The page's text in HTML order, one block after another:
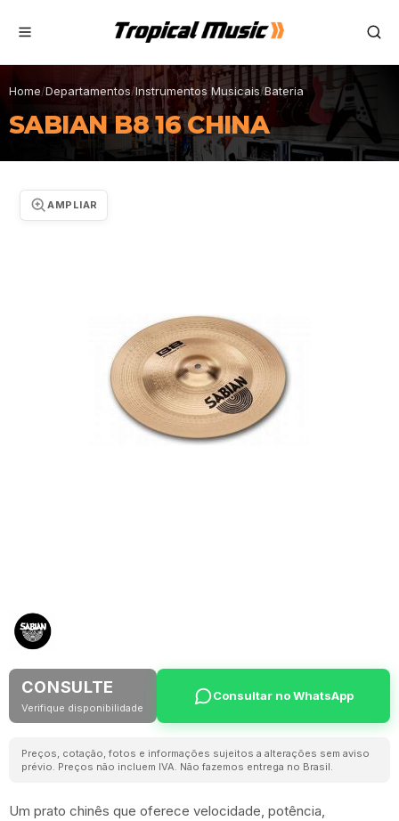
Home/Departamentos/Instrumentos Musicais/Bateria
SABIAN B8 16 CHINA
AMPLIAR
CONSULTE
Verifique disponibilidade
Consultar no WhatsApp
Preços, cotação, fotos e informações sujeitos a alterações sem aviso
prévio. Preços não incluem IVA. Não fazemos entrega no Brasil.
Um prato chinês que oferece velocidade, potência,